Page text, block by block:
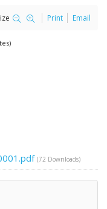
Print Email
(72 Downloads)